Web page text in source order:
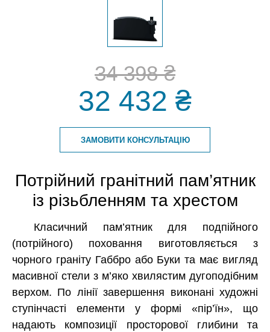
34 398 ₴
32 432 ₴
ЗАМОВИТИ КОНСУЛЬТАЦІЮ
Потрійний гранітний пам’ятник
із різьбленням та хрестом
Класичний пам’ятник для подпійного
(потрійного) поховання виготовляється з
чорного граніту Габбро або Буки та має вигляд
масивної стели з м’яко хвилястим дугоподібним
верхом. По лінії завершення виконані художні
ступінчасті елементи у формі «пір’їн», що
надають композиції просторової глибини та